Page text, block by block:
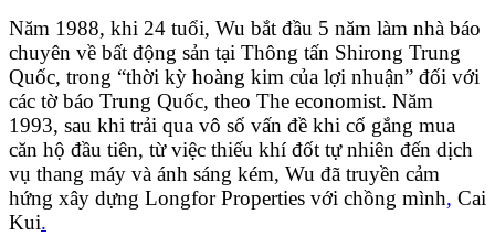
Năm 1988, khi 24 tuổi, Wu bắt đầu 5 năm làm nhà báo
chuyên về bất động sản tại Thông tấn Shirong Trung
Quốc, trong “thời kỳ hoàng kim của lợi nhuận” đối với
các tờ báo Trung Quốc, theo The economist. Năm
1993, sau khi trải qua vô số vấn đề khi cố gắng mua
căn hộ đầu tiên, từ việc thiếu khí đốt tự nhiên đến dịch
vụ thang máy và ánh sáng kém, Wu đã truyền cảm
hứng xây dựng Longfor Properties với chồng mình, Cai
Kui.